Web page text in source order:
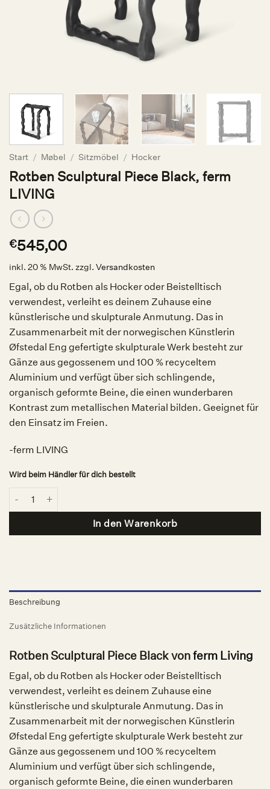
Start / Møbel / Sitzmöbel / Hocker
Rotben Sculptural Piece Black, ferm
LIVING
€545,00
inkl. 20 % MwSt. zzgl. Versandkosten
Egal, ob du Rotben als Hocker oder Beistelltisch
verwendest, verleiht es deinem Zuhause eine
künstlerische und skulpturale Anmutung. Das in
Zusammenarbeit mit der norwegischen Künstlerin
Øfstedal Eng gefertigte skulpturale Werk besteht zur
Gänze aus gegossenem und 100 % recyceltem
Aluminium und verfügt über sich schlingende,
organisch geformte Beine, die einen wunderbaren
Kontrast zum metallischen Material bilden. Geeignet für
den Einsatz im Freien.
-ferm LIVING
Wird beim Händler für dich bestellt
Rotben Sculptural Piece Black, ferm LIVING Menge
In den Warenkorb
Beschreibung
Zusätzliche Informationen
Rotben Sculptural Piece Black vonferm Living
Egal, ob du Rotben als Hocker oder Beistelltisch
verwendest, verleiht es deinem Zuhause eine
künstlerische und skulpturale Anmutung. Das in
Zusammenarbeit mit der norwegischen Künstlerin
Øfstedal Eng gefertigte skulpturale Werk besteht zur
Gänze aus gegossenem und 100 % recyceltem
Aluminium und verfügt über sich schlingende,
organisch geformte Beine, die einen wunderbaren